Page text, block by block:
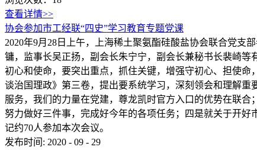
查看详情>>
协会参加市工经联“四史”学习教育专题党课
2020年9月28日上午，上海稀土聚氨酯硅酸盐协会联合党支
镛，监事长吴正扬，副会长朱宁宁，副会长兼秘书长裴崎
初心和使命，要突出重点，抓住关键，增强守初心、担使
谈治国理政》第三卷，提出要系统学习，深刻领会和理解
服务，我们的力量在党建，尊龙凯时官方入口的优势在联
努力做好三件事，完成好今年的各项任务；四是就关于开
记约70人参加本次会议。
发布时间: 2020 - 09 - 29